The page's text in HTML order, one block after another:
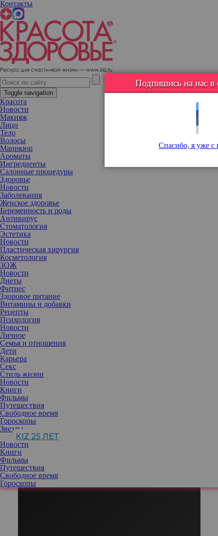
Контакты
Toggle navigation
Красота
Новости
Макияж
Лицо
Тело
Волосы
Маникюр
Ароматы
Ингредиенты
Салонные процедуры
Здоровье
Новости
Заболевания
Женское здоровье
Беременность и роды
Антивирус
Стоматология
Эстетика
Новости
Пластическая хирургия
Косметология
ЗОЖ
Новости
Диеты
Фитнес
Здоровое питание
Витамины и добавки
Рецепты
Психология
Новости
Личное
Семья и отношения
Дети
Карьера
Секс
Стиль жизни
Новости
Книги
Фильмы
Путешествия
Свободное время
Гороскопы
Звезды
KIZ 25 ЛЕТ
Новости
Книги
Фильмы
Путешествия
Свободное время
Гороскопы
Подпишись на нас в
Спасибо, я уже с
ХХ церемония вручения народной премии МАРКА №1 В
РОССИИ
16 декабря в Москве пройдет ХХ церемония вручения народной
премии МАРКА №1 В РОССИИ.
Вручение премии пройдет в Государственном Кремлевском
дворце. Впервые в этом году в рамках Премии стартует
народное голосование болельщиков, приуроченное к главному
футбольному событию 2018 года – чемпионату мира в России.
Голосование в категории «Спорт» пройдет в социальной сети
Facebook и на сайте премии. Любой желающий c 24 ноября по 1
декабря сможет заполнить анкету и отдать свой голос любимому
бренду, претендующему на звание «Марка N1 в России – 2017».